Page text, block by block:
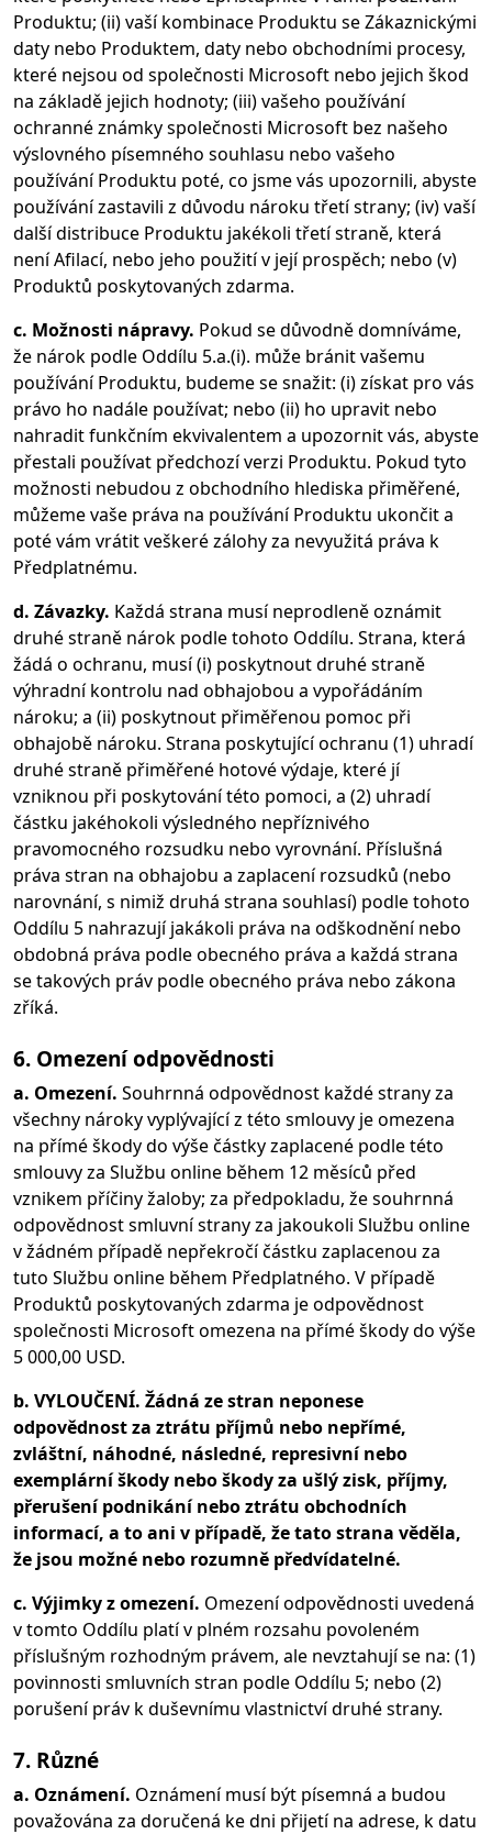
Produktu; (ii) vaší kombinace Produktu se Zákaznickými
daty nebo Produktem, daty nebo obchodními procesy,
které nejsou od společnosti Microsoft nebo jejich škod
na základě jejich hodnoty; (iii) vašeho používání
ochranné známky společnosti Microsoft bez našeho
výslovného písemného souhlasu nebo vašeho
používání Produktu poté, co jsme vás upozornili, abyste
používání zastavili z důvodu nároku třetí strany; (iv) vaší
další distribuce Produktu jakékoli třetí straně, která
není Afilací, nebo jeho použití v její prospěch; nebo (v)
Produktů poskytovaných zdarma.
c. Možnosti nápravy. Pokud se důvodně domníváme,
že nárok podle Oddílu 5.a.(i). může bránit vašemu
používání Produktu, budeme se snažit: (i) získat pro vás
právo ho nadále používat; nebo (ii) ho upravit nebo
nahradit funkčním ekvivalentem a upozornit vás, abyste
přestali používat předchozí verzi Produktu. Pokud tyto
možnosti nebudou z obchodního hlediska přiměřené,
můžeme vaše práva na používání Produktu ukončit a
poté vám vrátit veškeré zálohy za nevyužitá práva k
Předplatnému.
d. Závazky. Každá strana musí neprodleně oznámit
druhé straně nárok podle tohoto Oddílu. Strana, která
žádá o ochranu, musí (i) poskytnout druhé straně
výhradní kontrolu nad obhajobou a vypořádáním
nároku; a (ii) poskytnout přiměřenou pomoc při
obhajobě nároku. Strana poskytující ochranu (1) uhradí
druhé straně přiměřené hotové výdaje, které jí
vzniknou při poskytování této pomoci, a (2) uhradí
částku jakéhokoli výsledného nepříznivého
pravomocného rozsudku nebo vyrovnání. Příslušná
práva stran na obhajobu a zaplacení rozsudků (nebo
narovnání, s nimiž druhá strana souhlasí) podle tohoto
Oddílu 5 nahrazují jakákoli práva na odškodnění nebo
obdobná práva podle obecného práva a každá strana
se takových práv podle obecného práva nebo zákona
zříká.
6. Omezení odpovědnosti
a. Omezení. Souhrnná odpovědnost každé strany za
všechny nároky vyplývající z této smlouvy je omezena
na přímé škody do výše částky zaplacené podle této
smlouvy za Službu online během 12 měsíců před
vznikem příčiny žaloby; za předpokladu, že souhrnná
odpovědnost smluvní strany za jakoukoli Službu online
v žádném případě nepřekročí částku zaplacenou za
tuto Službu online během Předplatného. V případě
Produktů poskytovaných zdarma je odpovědnost
společnosti Microsoft omezena na přímé škody do výše
5 000,00 USD.
b. VYLOUČENÍ. Žádná ze stran neponese
odpovědnost za ztrátu příjmů nebo nepřímé,
zvláštní, náhodné, následné, represivní nebo
exemplární škody nebo škody za ušlý zisk, příjmy,
přerušení podnikání nebo ztrátu obchodních
informací, a to ani v případě, že tato strana věděla,
že jsou možné nebo rozumně předvídatelné.
c. Výjimky z omezení. Omezení odpovědnosti uvedená
v tomto Oddílu platí v plném rozsahu povoleném
příslušným rozhodným právem, ale nevztahují se na: (1)
povinnosti smluvních stran podle Oddílu 5; nebo (2)
porušení práv k duševnímu vlastnictví druhé strany.
7. Různé
a. Oznámení. Oznámení musí být písemná a budou
považována za doručená ke dni přijetí na adrese, k datu